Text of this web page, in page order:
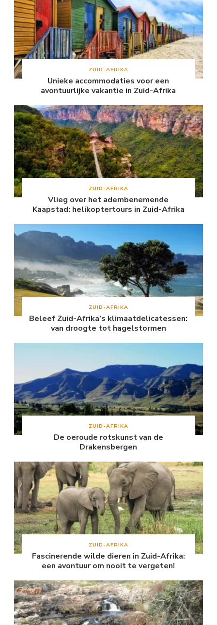
ZUID-AFRIKA
Unieke accommodaties voor een
avontuurlijke vakantie in Zuid-Afrika
ZUID-AFRIKA
Vlieg over het adembenemende
Kaapstad: helikoptertours in Zuid-Afrika
ZUID-AFRIKA
Beleef Zuid-Afrika’s klimaatdelicatessen:
van droogte tot hagelstormen
ZUID-AFRIKA
De oeroude rotskunst van de
Drakensbergen
ZUID-AFRIKA
Fascinerende wilde dieren in Zuid-Afrika:
een avontuur om nooit te vergeten!